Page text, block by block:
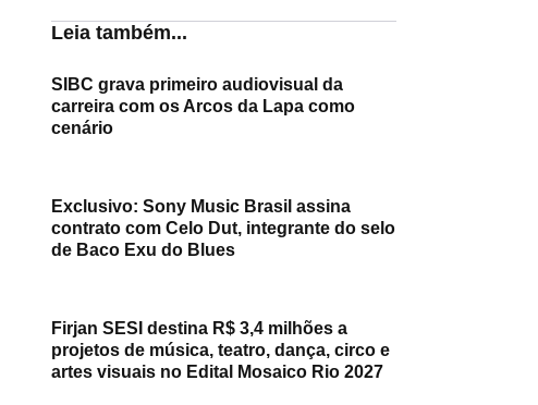
Leia também...
SIBC grava primeiro audiovisual da
carreira com os Arcos da Lapa como
cenário
Exclusivo: Sony Music Brasil assina
contrato com Celo Dut, integrante do selo
de Baco Exu do Blues
Firjan SESI destina R$ 3,4 milhões a
projetos de música, teatro, dança, circo e
artes visuais no Edital Mosaico Rio 2027